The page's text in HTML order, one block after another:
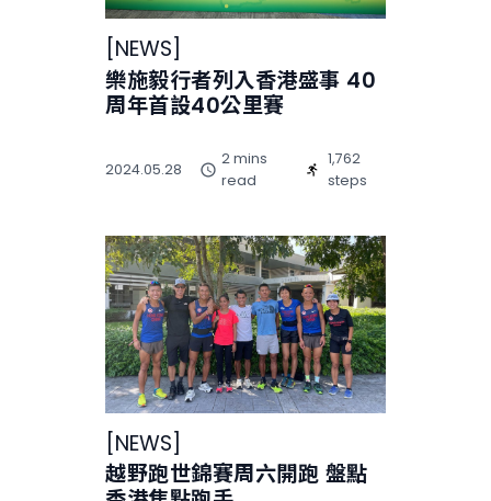
NEWS
樂施毅行者列入香港盛事 40
周年首設40公里賽
2024.05.28
2 mins
read
1,762
steps
[NEWS]
越野跑世錦賽周六開跑 盤點